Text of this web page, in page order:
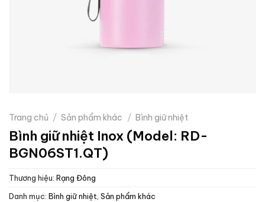
Trang chủ / Sản phẩm khác / Bình giữ nhiệt
Bình giữ nhiệt Inox (Model: RD-
BGN06ST1.QT)
Thương hiệu: Rạng Đông
Danh mục: Bình giữ nhiệt Sản phẩm khác